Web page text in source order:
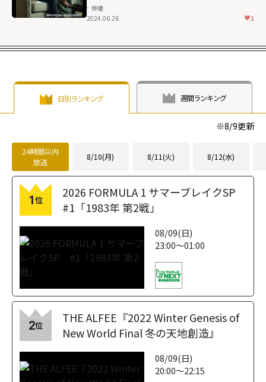
俳優
2024.06.26
1
日別ランキング 週間ランキング
※8/9更新
24時間以内
放送
8/10(月) 8/11(火) 8/12(水)
1位
2026 FORMULA 1 サマーブレイクSP
#1「1983年 第2戦」
08/09(日)
23:00～01:00
2位
THE ALFEE『2022 Winter Genesis of
New World Final 冬の天地創造』
08/09(日)
20:00～22:15